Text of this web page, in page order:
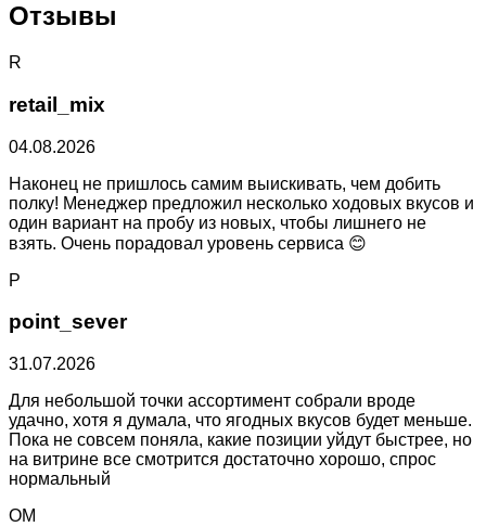
Отзывы
R
retail_mix
04.08.2026
Наконец не пришлось самим выискивать, чем добить
полку! Менеджер предложил несколько ходовых вкусов и
один вариант на пробу из новых, чтобы лишнего не
взять. Очень порадовал уровень сервиса 😊
P
point_sever
31.07.2026
Для небольшой точки ассортимент собрали вроде
удачно, хотя я думала, что ягодных вкусов будет меньше.
Пока не совсем поняла, какие позиции уйдут быстрее, но
на витрине все смотрится достаточно хорошо, спрос
нормальный
ОМ